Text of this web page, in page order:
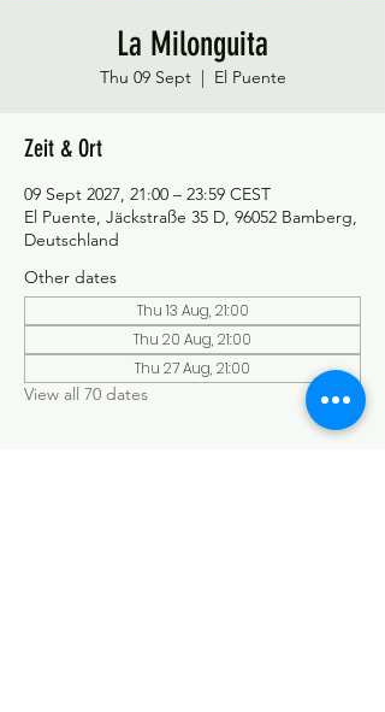
La Milonguita
Thu 09 Sept
  |
El Puente
Zeit & Ort
09 Sept 2027, 21:00 – 23:59 CEST
El Puente, Jäckstraße 35 D, 96052 Bamberg,
Deutschland
Other dates
Thu 13 Aug, 21:00
Thu 20 Aug, 21:00
Thu 27 Aug, 21:00
View all 70 dates